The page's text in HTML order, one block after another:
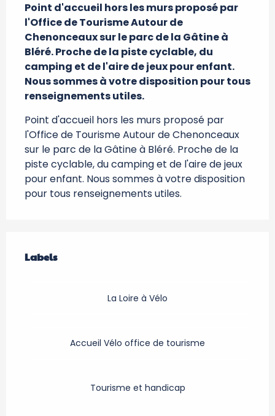
Point d'accueil hors les murs proposé par
l'Office de Tourisme Autour de
Chenonceaux sur le parc de la Gâtine à
Bléré. Proche de la piste cyclable, du
camping et de l'aire de jeux pour enfant.
Nous sommes à votre disposition pour tous
renseignements utiles.
Point d'accueil hors les murs proposé par
l'Office de Tourisme Autour de Chenonceaux
sur le parc de la Gâtine à Bléré. Proche de la
piste cyclable, du camping et de l'aire de jeux
pour enfant. Nous sommes à votre disposition
pour tous renseignements utiles.
Labels
Labels
La Loire à Vélo
Accueil Vélo office de tourisme
Tourisme et handicap